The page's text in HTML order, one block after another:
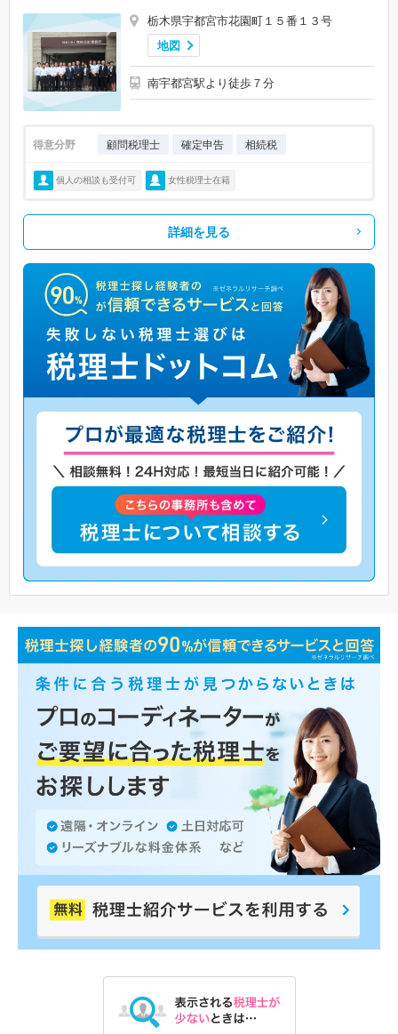
栃木県宇都宮市花園町１５番１３号
地図
南宇都宮駅より徒歩７分
得意分野 顧問税理士 確定申告 相続税
個人の相談も受付可 女性税理士在籍
詳細を見る